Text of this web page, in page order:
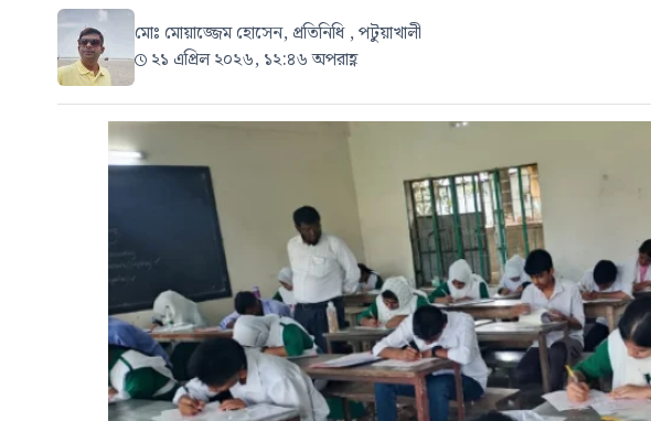
মোঃ মোয়াজ্জেম হোসেন, প্রতিনিধি , পটুয়াখালী
২১ এপ্রিল ২০২৬, ১২:৪৬ অপরাহ্ণ